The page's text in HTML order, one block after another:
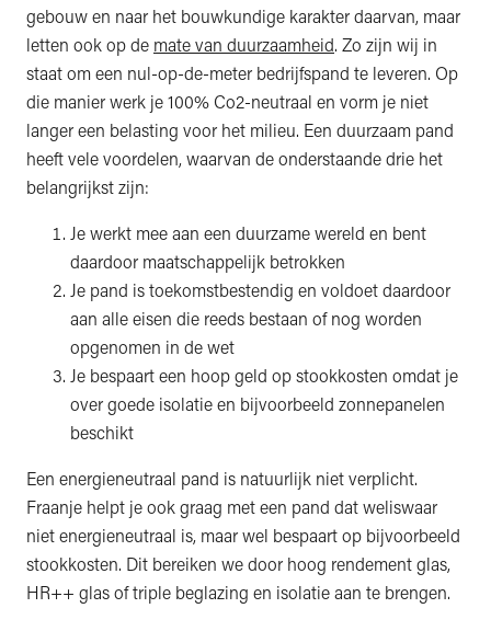
gebouw en naar het bouwkundige karakter daarvan, maar
letten ook op de mate van duurzaamheid. Zo zijn wij in
staat om een nul-op-de-meter bedrijfspand te leveren. Op
die manier werk je 100% Co2-neutraal en vorm je niet
langer een belasting voor het milieu. Een duurzaam pand
heeft vele voordelen, waarvan de onderstaande drie het
belangrijkst zijn:
Je werkt mee aan een duurzame wereld en bent
daardoor maatschappelijk betrokken
Je pand is toekomstbestendig en voldoet daardoor
aan alle eisen die reeds bestaan of nog worden
opgenomen in de wet
Je bespaart een hoop geld op stookkosten omdat je
over goede isolatie en bijvoorbeeld zonnepanelen
beschikt
Een energieneutraal pand is natuurlijk niet verplicht.
Fraanje helpt je ook graag met een pand dat weliswaar
niet energieneutraal is, maar wel bespaart op bijvoorbeeld
stookkosten. Dit bereiken we door hoog rendement glas,
HR++ glas of triple beglazing en isolatie aan te brengen.